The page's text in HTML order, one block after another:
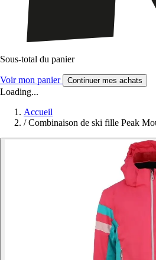
Sous-total du panier
Voir mon panier Continuer mes achats
Loading...
Accueil
/ Combinaison de ski fille Peak